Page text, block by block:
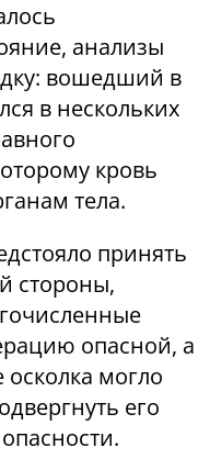
анализы
вошедший в
в нескольких
кровь
тела.
принять
стороны,
опасной, а
могло
его